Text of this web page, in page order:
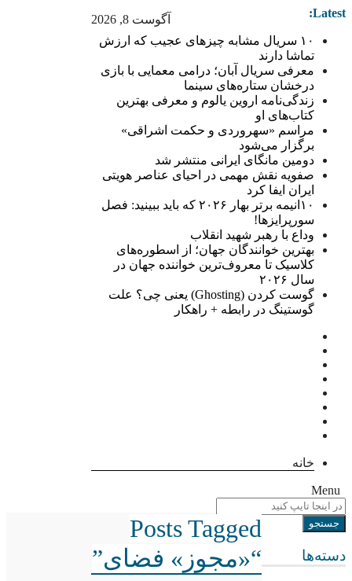
آگوست 8, 2026 Latest:
۱۰ سریال مشابه چیزهای عجیب که ارزش
تماشا دارند
معرفی سریال آبان؛ درامی معمایی با بازی
درخشان ستاره‌های سینما
زندگی‌نامه اروین یالوم و معرفی بهترین
کتاب‌های او
مراسم «سهروردی و حکمت اشراقی»
برگزار می‌شود
دومین مانگای ایرانی منتشر شد
صفویه نقش مهمی در احیای عناصر هویتی
ایران ایفا کرد
۱۰انیمه برتر بهار ۲۰۲۶ که باید ببینید: فصل
سورپرایزها!
وداع با رهبر شهید انقلاب
بهترین خوانندگان جهان؛ از اسطوره‌های
کلاسیک تا معروف‌ترین خواننده جهان در
سال ۲۰۲۶
گوست کردن (Ghosting) یعنی چی؟ علت
گوستینگ در رابطه + راهکار
خانه
Menu
دسته‌ها
Posts Tagged
“«مجوز» فضای”